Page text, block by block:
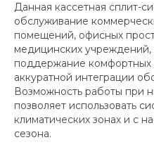
Данная кассетная сплит-
обслуживание
помещений, офисных
медицинских учреждений,
поддержание комфортных
аккуратной интеграции
Возможность работы при
позволяет использовать
климатических зонах и с
сезона.